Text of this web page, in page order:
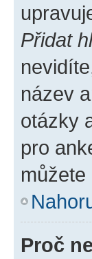
Přidat
název
otázky
pro
Proč